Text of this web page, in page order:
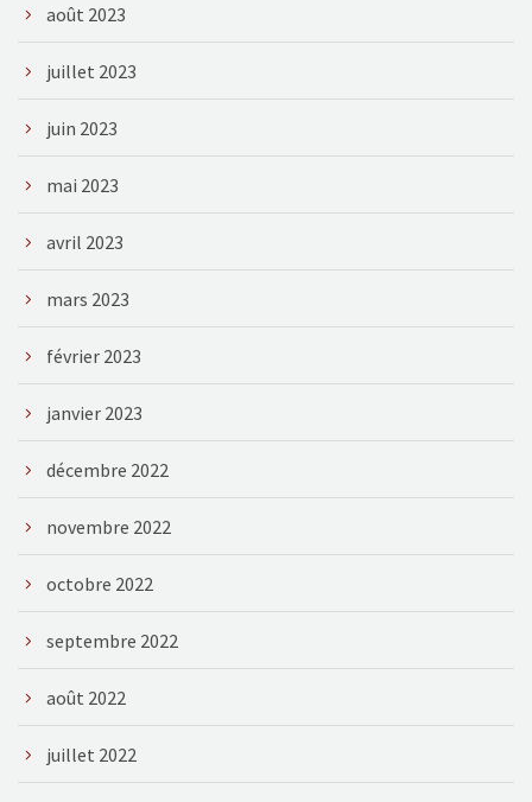
août 2023
juillet 2023
juin 2023
mai 2023
avril 2023
mars 2023
février 2023
janvier 2023
décembre 2022
novembre 2022
octobre 2022
septembre 2022
août 2022
juillet 2022